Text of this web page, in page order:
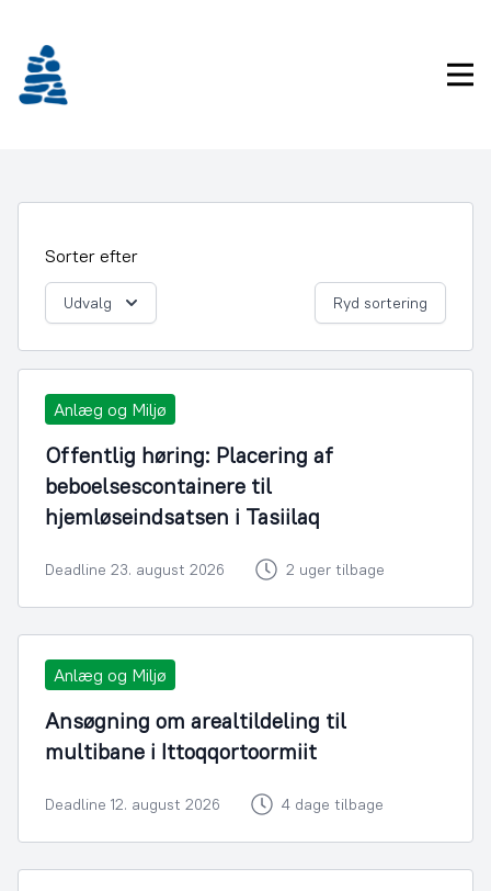
indhold
Sorter efter
Udvalg Ryd sortering
Anlæg og Miljø
Offentlig høring: Placering af
beboelsescontainere til
hjemløseindsatsen i Tasiilaq
Deadline 23. august 2026 2 uger tilbage
Anlæg og Miljø
Ansøgning om arealtildeling til
multibane i Ittoqqortoormiit
Deadline 12. august 2026 4 dage tilbage